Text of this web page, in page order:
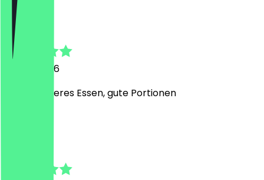
Yannick
30. Juli 2026
Super leckeres Essen, gute Portionen